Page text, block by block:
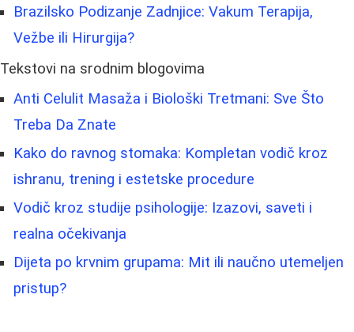
Brazilsko Podizanje Zadnjice: Vakum Terapija,
Vežbe ili Hirurgija?
Tekstovi na srodnim blogovima
Anti Celulit Masaža i Biološki Tretmani: Sve Što
Treba Da Znate
Kako do ravnog stomaka: Kompletan vodič kroz
ishranu, trening i estetske procedure
Vodič kroz studije psihologije: Izazovi, saveti i
realna očekivanja
Dijeta po krvnim grupama: Mit ili naučno utemeljen
pristup?